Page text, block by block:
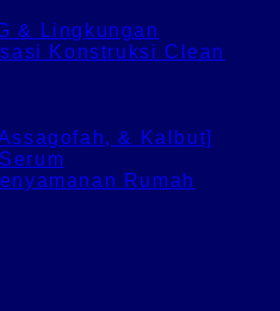
& Lingkungan
Konstruksi Clean
& Kalbut]
Rumah